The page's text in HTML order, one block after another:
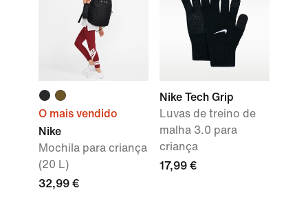
O mais vendido
Nike
Mochila para criança
(20 L)
32,99 €
Nike Tech Grip
Luvas de treino de
malha 3.0 para
criança
17,99 €